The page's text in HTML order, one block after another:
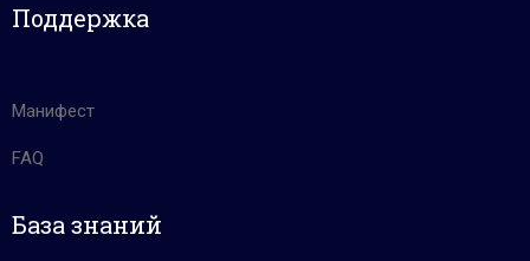
Поддержка
Манифест
FAQ
База знаний